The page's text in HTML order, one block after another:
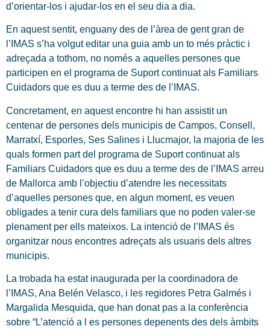
d’orientar-los i ajudar-los en el seu dia a dia.
En aquest sentit, enguany des de l’àrea de gent gran de
l’IMAS s’ha volgut editar una guia amb un to més pràctic i
adreçada a tothom, no només a aquelles persones que
participen en el programa de Suport continuat als Familiars
Cuidadors que es duu a terme des de l’IMAS.
Concretament, en aquest encontre hi han assistit un
centenar de persones dels municipis de Campos, Consell,
Marratxí, Esporles, Ses Salines i Llucmajor, la majoria de les
quals formen part del programa de Suport continuat als
Familiars Cuidadors que es duu a terme des de l’IMAS arreu
de Mallorca amb l’objectiu d’atendre les necessitats
d’aquelles persones que, en algun moment, es veuen
obligades a tenir cura dels familiars que no poden valer-se
plenament per ells mateixos. La intenció de l’IMAS és
organitzar nous encontres adreçats als usuaris dels altres
municipis.
La trobada ha estat inaugurada per la coordinadora de
l’IMAS, Ana Belén Velasco, i les regidores Petra Galmés i
Margalida Mesquida, que han donat pas a la conferència
sobre “L’atenció a l es persones depenents des dels àmbits